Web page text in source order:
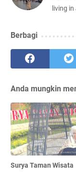
living
Berbagi
Anda mungkin
Surya Taman Wisata